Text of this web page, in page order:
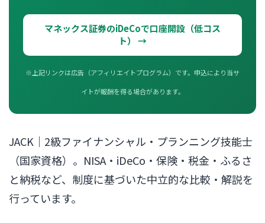
マネックス証券のiDeCoで口座開設（低コス
ト） →
※上記リンクは広告（アフィリエイトプログラム）です。申込により当サ
イトが報酬を得る場合があります。
JACK｜2級ファイナンシャル・プランニング技能士
（国家資格）。NISA・iDeCo・保険・税金・ふるさ
と納税など、制度に基づいた中立的な比較・解説を
行っています。